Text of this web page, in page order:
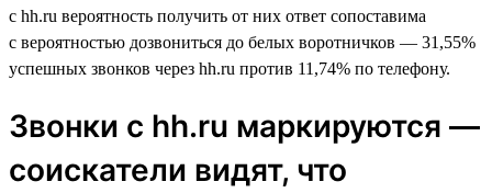
с hh.ru вероятность получить от них ответ сопоставима
с вероятностью дозвониться до белых воротничков — 31,55%
успешных звонков через hh.ru против 11,74% по телефону.
Звонки с hh.ru маркируются —
соискатели видят, что